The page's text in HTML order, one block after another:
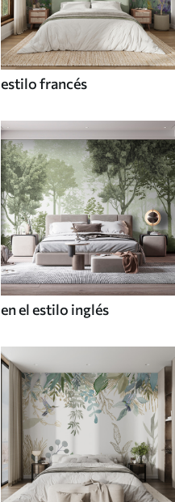
estilo francés
en el estilo inglés